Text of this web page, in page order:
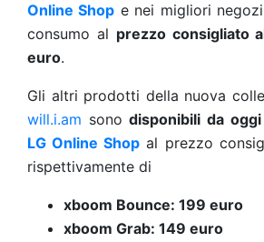
Online Shop e nei migliori
consumo al prezzo consigliato
euro.
Gli altri prodotti della nuova
will.i.am sonodisponibili da
LG Online Shop al prezzo
rispettivamente di
xboom Bounce: 199 euro
xboom Grab: 149 euro